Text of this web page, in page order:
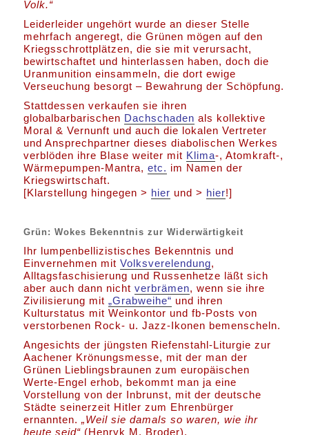
Volk.“
Leiderleider ungehört wurde an dieser Stelle
mehrfach angeregt, die Grünen mögen auf den
Kriegsschrottplätzen, die sie mit verursacht,
bewirtschaftet und hinterlassen haben, doch die
Uranmunition einsammeln, die dort ewige
Verseuchung besorgt – Bewahrung der Schöpfung.
Stattdessen verkaufen sie ihren
globalbarbarischen Dachschaden als kollektive
Moral & Vernunft und auch die lokalen Vertreter
und Ansprechpartner dieses diabolischen Werkes
verblöden ihre Blase weiter mit Klima-, Atomkraft-,
Wärmepumpen-Mantra,etc. im Namen der
Kriegswirtschaft.
[Klarstellung hingegen > hier und > hier!]
Grün: Wokes Bekenntnis zur Widerwärtigkeit
Ihr lumpenbellizistisches Bekenntnis und
Einvernehmen mitVolksverelendung,
Alltagsfaschisierung und Russenhetze läßt sich
aber auch dann nichtverbrämen, wenn sie ihre
Zivilisierung mit„Grabweihe“ und ihren
Kulturstatus mit Weinkontor und fb-Posts von
verstorbenen Rock- u. Jazz-Ikonen bemenscheln.
Angesichts der jüngsten Riefenstahl-Liturgie zur
Aachener Krönungsmesse, mit der man der
Grünen Lieblingsbraunen zum europäischen
Werte-Engel erhob, bekommt man ja eine
Vorstellung von der Inbrunst, mit der deutsche
Städte seinerzeit Hitler zum Ehrenbürger
ernannten.„Weil sie damals so waren, wie ihr
heute seid“ (Henryk M. Broder).